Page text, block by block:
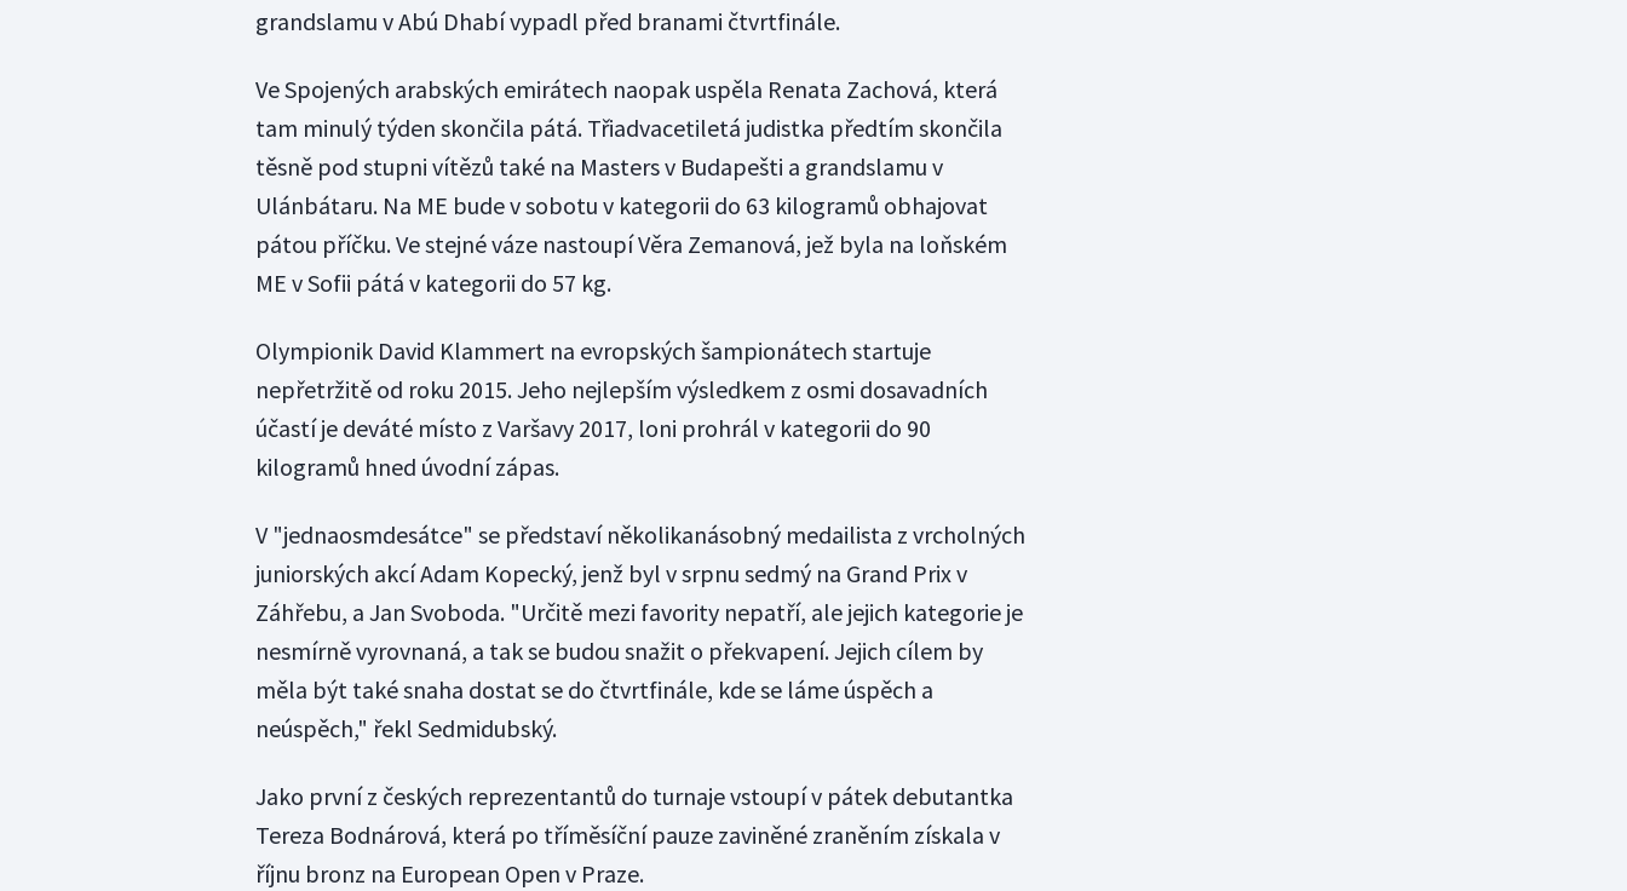
grandslamu v Abú Dhabí vypadl před branami čtvrtfinále.
Ve Spojených arabských emirátech naopak uspěla Renata Zachová, která
tam minulý týden skončila pátá. Třiadvacetiletá judistka předtím skončila
těsně pod stupni vítězů také na Masters v Budapešti a grandslamu v
Ulánbátaru. Na ME bude v sobotu v kategorii do 63 kilogramů obhajovat
pátou příčku. Ve stejné váze nastoupí Věra Zemanová, jež byla na loňském
ME v Sofii pátá v kategorii do 57 kg.
Olympionik David Klammert na evropských šampionátech startuje
nepřetržitě od roku 2015. Jeho nejlepším výsledkem z osmi dosavadních
účastí je deváté místo z Varšavy 2017, loni prohrál v kategorii do 90
kilogramů hned úvodní zápas.
V "jednaosmdesátce" se představí několikanásobný medailista z vrcholných
juniorských akcí Adam Kopecký, jenž byl v srpnu sedmý na Grand Prix v
Záhřebu, a Jan Svoboda. "Určitě mezi favority nepatří, ale jejich kategorie je
nesmírně vyrovnaná, a tak se budou snažit o překvapení. Jejich cílem by
měla být také snaha dostat se do čtvrtfinále, kde se láme úspěch a
neúspěch," řekl Sedmidubský.
Jako první z českých reprezentantů do turnaje vstoupí v pátek debutantka
Tereza Bodnárová, která po tříměsíční pauze zaviněné zraněním získala v
říjnu bronz na European Open v Praze.